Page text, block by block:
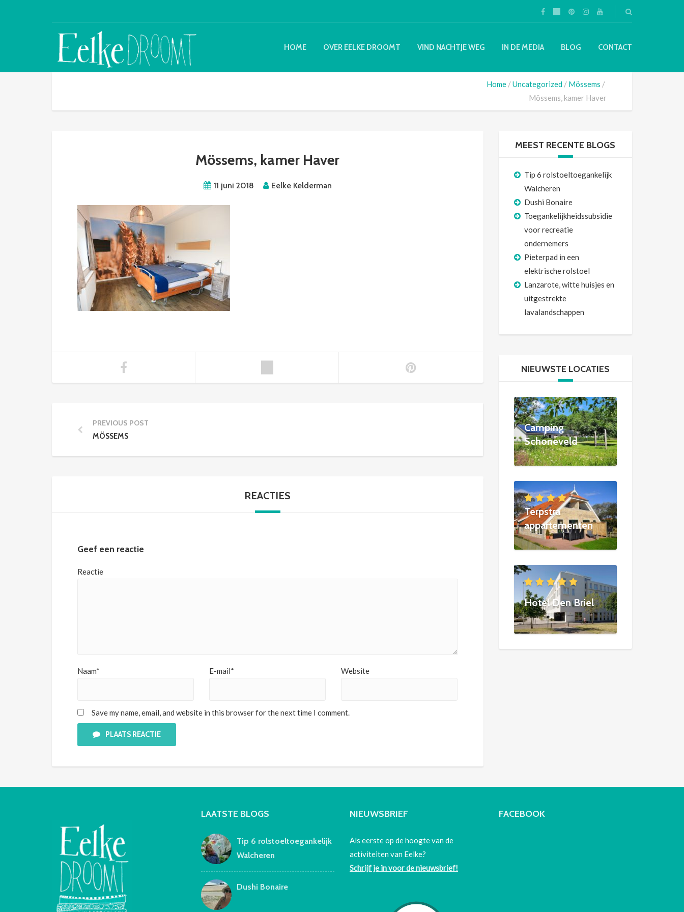
HOME OVER EELKE DROOMT VIND NACHTJE WEG IN DE MEDIA BLOG CONTACT
Home Uncategorized
Mössems
Mössems, kamer Haver
Mössems, kamer Haver
11 juni 2018 Eelke Kelderman
PREVIOUS POST
MÖSSEMS
REACTIES
Geef een reactie
Reactie
Naam* E-mail* Website
Save my name, email, and website in this browser for the next time I comment.
PLAATS REACTIE
MEEST RECENTE BLOGS
Tip 6 rolstoeltoegankelijk
Walcheren
Dushi Bonaire
Toegankelijkheidssubsidie
voor recreatie
ondernemers
Pieterpad in een
elektrische rolstoel
Lanzarote, witte huisjes en
uitgestrekte
lavalandschappen
NIEUWSTE LOCATIES
Camping
Schoneveld
Terpstra
appartementen
Hotel Den Briel
LAATSTE BLOGS
Tip 6 rolstoeltoegankelijk
Walcheren
Dushi Bonaire
NIEUWSBRIEF
Als eerste op de hoogte van de
activiteiten van Eelke?
Schrijf je in voor de nieuwsbrief!
FACEBOOK